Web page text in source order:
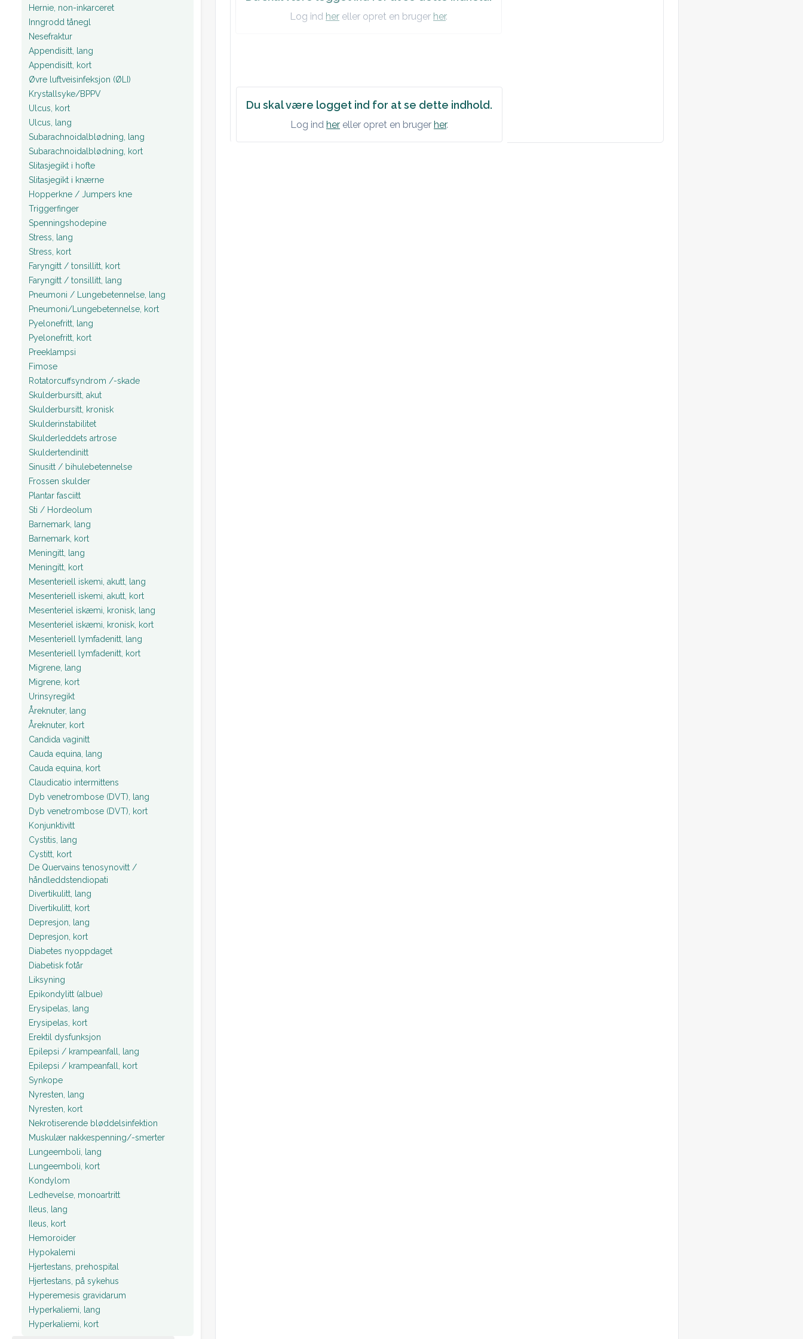
Hernie, non-inkarceret
Inngrodd tånegl
Nesefraktur
Appendisitt, lang
Appendisitt, kort
Øvre luftveisinfeksjon (ØLI)
Krystallsyke/BPPV
Ulcus, kort
Ulcus, lang
Subarachnoidalblødning, lang
Subarachnoidalblødning, kort
Slitasjegikt i hofte
Slitasjegikt i knærne
Hopperkne / Jumpers kne
Triggerfinger
Spenningshodepine
Stress, lang
Stress, kort
Faryngitt / tonsillitt, kort
Faryngitt / tonsillitt, lang
Pneumoni / Lungebetennelse, lang
Pneumoni/Lungebetennelse, kort
Pyelonefritt, lang
Pyelonefritt, kort
Preeklampsi
Fimose
Rotatorcuffsyndrom /-skade
Skulderbursitt, akut
Skulderbursitt, kronisk
Skulderinstabilitet
Skulderleddets artrose
Skuldertendinitt
Sinusitt / bihulebetennelse
Frossen skulder
Plantar fasciitt
Sti / Hordeolum
Barnemark, lang
Barnemark, kort
Meningitt, lang
Meningitt, kort
Mesenteriell iskemi, akutt, lang
Mesenteriell iskemi, akutt, kort
Mesenteriel iskæmi, kronisk, lang
Mesenteriel iskæmi, kronisk, kort
Mesenteriell lymfadenitt, lang
Mesenteriell lymfadenitt, kort
Migrene, lang
Migrene, kort
Urinsyregikt
Åreknuter, lang
Åreknuter, kort
Candida vaginitt
Cauda equina, lang
Cauda equina, kort
Claudicatio intermittens
Dyb venetrombose (DVT), lang
Dyb venetrombose (DVT), kort
Konjunktivitt
Cystitis, lang
Cystitt, kort
De Quervains tenosynovitt /
håndleddstendiopati
Divertikulitt, lang
Divertikulitt, kort
Depresjon, lang
Depresjon, kort
Diabetes nyoppdaget
Diabetisk fotår
Liksyning
Epikondylitt (albue)
Erysipelas, lang
Erysipelas, kort
Erektil dysfunksjon
Epilepsi / krampeanfall, lang
Epilepsi / krampeanfall, kort
Synkope
Nyresten, lang
Nyresten, kort
Nekrotiserende bløddelsinfektion
Muskulær nakkespenning/-smerter
Lungeemboli, lang
Lungeemboli, kort
Kondylom
Ledhevelse, monoartritt
Ileus, lang
Ileus, kort
Hemoroider
Hypokalemi
Hjertestans, prehospital
Hjertestans, på sykehus
Hyperemesis gravidarum
Hyperkaliemi, lang
Hyperkaliemi, kort
tarmlyder.
Bevegelsesapparatet: Ingen hevelse eller rødhet i ledd.
Plan:
Log ind her eller opret en bruger her.
Du skal være logget ind for at se dette indhold.
Log ind her eller opret en bruger her.